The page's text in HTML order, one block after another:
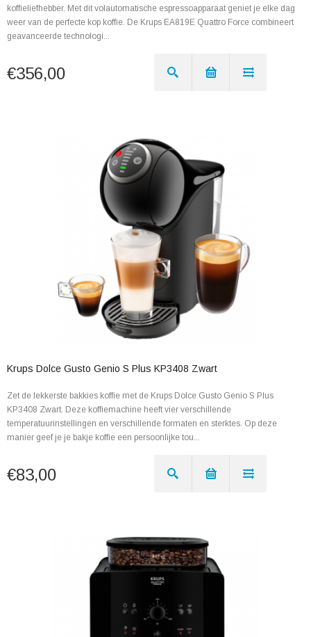
koffieliefhebber. Met dit volautomatische espressoapparaat geniet je elke dag
weer van de perfecte kop koffie. De Krups EA819E Quattro Force combineert
geavanceerde technologi...
€356,00
Krups Dolce Gusto Genio S Plus KP3408 Zwart
Zet de lekkerste bakkies koffie met de Krups Dolce Gusto Genio S Plus
KP3408 Zwart. Deze koffiemachine heeft vier verschillende
temperatuurinstellingen en verschillende formaten en sterktes. Op deze
manier geef je je bakje koffie een persoonlijke tou...
€83,00